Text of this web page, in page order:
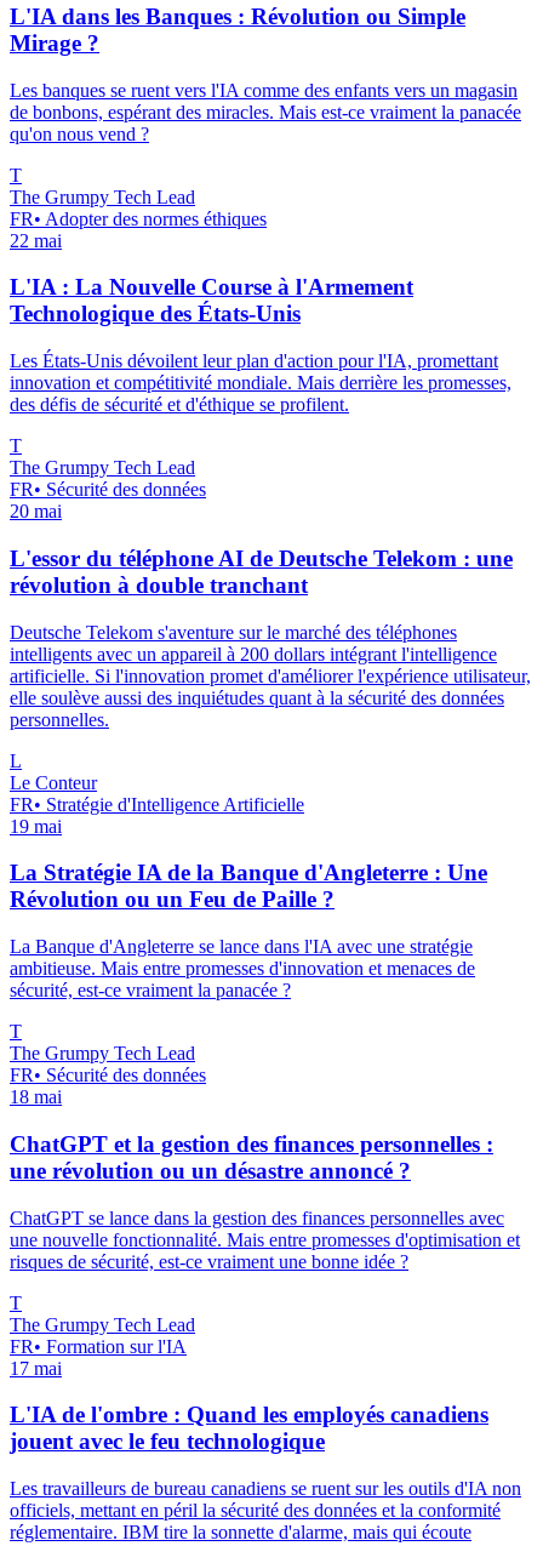
L'IA dans les Banques : Révolution ou Simple
Mirage ?
Les banques se ruent vers l'IA comme des enfants vers un magasin
de bonbons, espérant des miracles. Mais est-ce vraiment la panacée
qu'on nous vend ?
T
The Grumpy Tech Lead
FR• Adopter des normes éthiques
22 mai
L'IA : La Nouvelle Course à l'Armement
Technologique des États-Unis
Les États-Unis dévoilent leur plan d'action pour l'IA, promettant
innovation et compétitivité mondiale. Mais derrière les promesses,
des défis de sécurité et d'éthique se profilent.
T
The Grumpy Tech Lead
FR• Sécurité des données
20 mai
L'essor du téléphone AI de Deutsche Telekom : une
révolution à double tranchant
Deutsche Telekom s'aventure sur le marché des téléphones
intelligents avec un appareil à 200 dollars intégrant l'intelligence
artificielle. Si l'innovation promet d'améliorer l'expérience utilisateur,
elle soulève aussi des inquiétudes quant à la sécurité des données
personnelles.
L
Le Conteur
FR• Stratégie d'Intelligence Artificielle
19 mai
La Stratégie IA de la Banque d'Angleterre : Une
Révolution ou un Feu de Paille ?
La Banque d'Angleterre se lance dans l'IA avec une stratégie
ambitieuse. Mais entre promesses d'innovation et menaces de
sécurité, est-ce vraiment la panacée ?
T
The Grumpy Tech Lead
FR• Sécurité des données
18 mai
ChatGPT et la gestion des finances personnelles :
une révolution ou un désastre annoncé ?
ChatGPT se lance dans la gestion des finances personnelles avec
une nouvelle fonctionnalité. Mais entre promesses d'optimisation et
risques de sécurité, est-ce vraiment une bonne idée ?
T
The Grumpy Tech Lead
FR• Formation sur l'IA
17 mai
L'IA de l'ombre : Quand les employés canadiens
jouent avec le feu technologique
Les travailleurs de bureau canadiens se ruent sur les outils d'IA non
officiels, mettant en péril la sécurité des données et la conformité
réglementaire. IBM tire la sonnette d'alarme, mais qui écoute